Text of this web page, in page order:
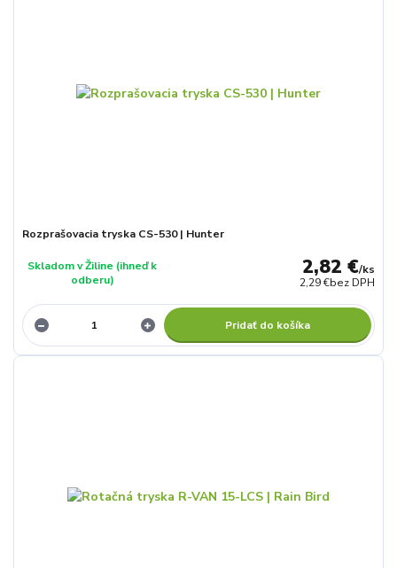
Rozprašovacia tryska CS-530 | Hunter
2,82 €/ks
2,29 €bez DPH
Skladom v Žiline (ihneď k
odberu)
Pridať do košíka